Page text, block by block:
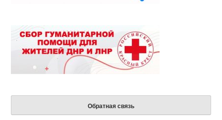
Обратная связь